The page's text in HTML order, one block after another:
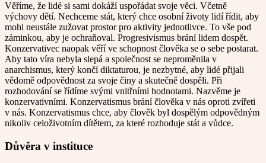
Věříme, že lidé si sami dokáží uspořádat svoje věci. Včetně
výchovy dětí. Nechceme stát, který chce osobní životy lidí řídit, aby
mohl neustále zužovat prostor pro aktivity jednotlivce. To vše pod
záminkou, aby je ochraňoval. Progresivismus brání lidem dospět.
Konzervativec naopak věří ve schopnost člověka se o sebe postarat.
Aby tato víra nebyla slepá a společnost se neproměnila v
anarchismus, který končí diktaturou, je nezbytné, aby lidé přijali
vědomě odpovědnost za svoje činy a skutečně dospěli. Při
rozhodování se řídíme svými vnitřními hodnotami. Nazvěme je
konzervativními. Konzervatismus brání člověka v nás oproti zvířeti
v nás. Konzervatismus chce, aby člověk byl dospělým odpovědným
nikoliv celoživotním dítětem, za které rozhoduje stát a vůdce.
Důvěra v instituce